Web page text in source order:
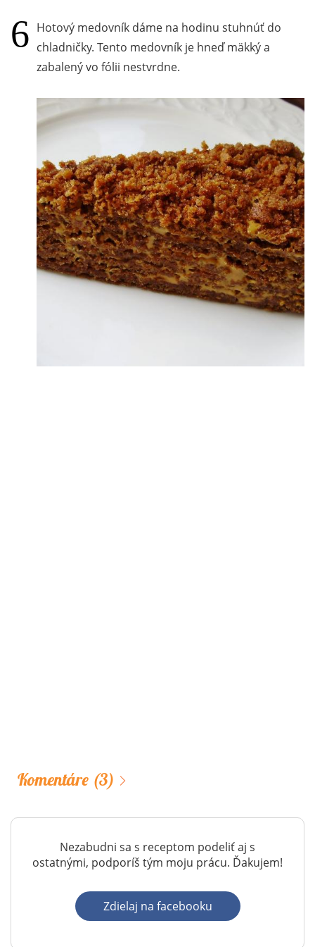
Hotový medovník dáme na hodinu stuhnúť do
chladničky. Tento medovník je hneď mäkký a
zabalený vo fólii nestvrdne.
Komentáre (3)
Nezabudni sa s receptom podeliť aj s
ostatnými, podporíš tým moju prácu. Ďakujem!
Zdielaj na facebooku